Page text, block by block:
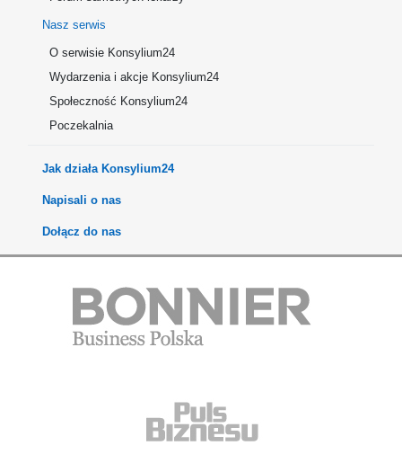
Nasz serwis
O serwisie Konsylium24
Wydarzenia i akcje Konsylium24
Społeczność Konsylium24
Poczekalnia
Jak działa Konsylium24
Napisali o nas
Dołącz do nas